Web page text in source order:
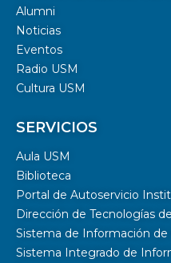
Alumni
Noticias
Eventos
Radio USM
Cultura USM
SERVICIOS
Aula USM
Biblioteca
Portal de Autoservicio
Dirección de Tecnologías
Sistema de Información de
Sistema Integrado de